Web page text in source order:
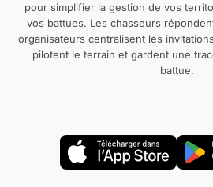
pour simplifier la gestion de vos
vos battues. Les chasseurs
organisateurs centralisent les
pilotent le terrain et gardent une
battue.